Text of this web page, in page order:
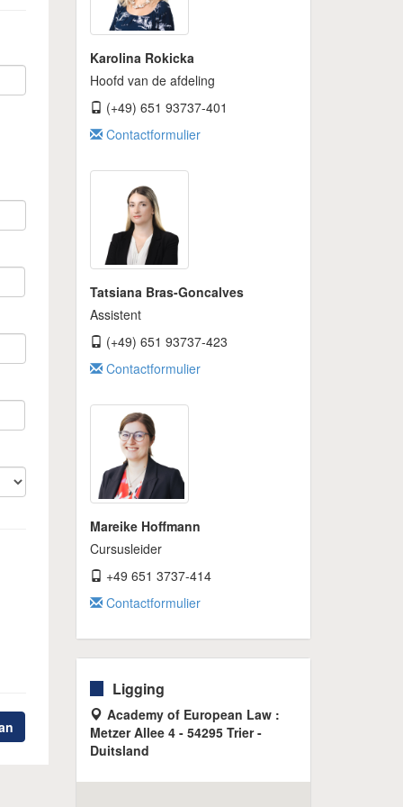
Karolina Rokicka
Hoofd van de afdeling
(+49) 651 93737-401
Contactformulier
Tatsiana Bras-Goncalves
Assistent
(+49) 651 93737-423
Contactformulier
Mareike Hoffmann
Cursusleider
+49 651 3737-414
Contactformulier
Ligging
Academy of European Law :
Metzer Allee 4 - 54295 Trier -
Duitsland